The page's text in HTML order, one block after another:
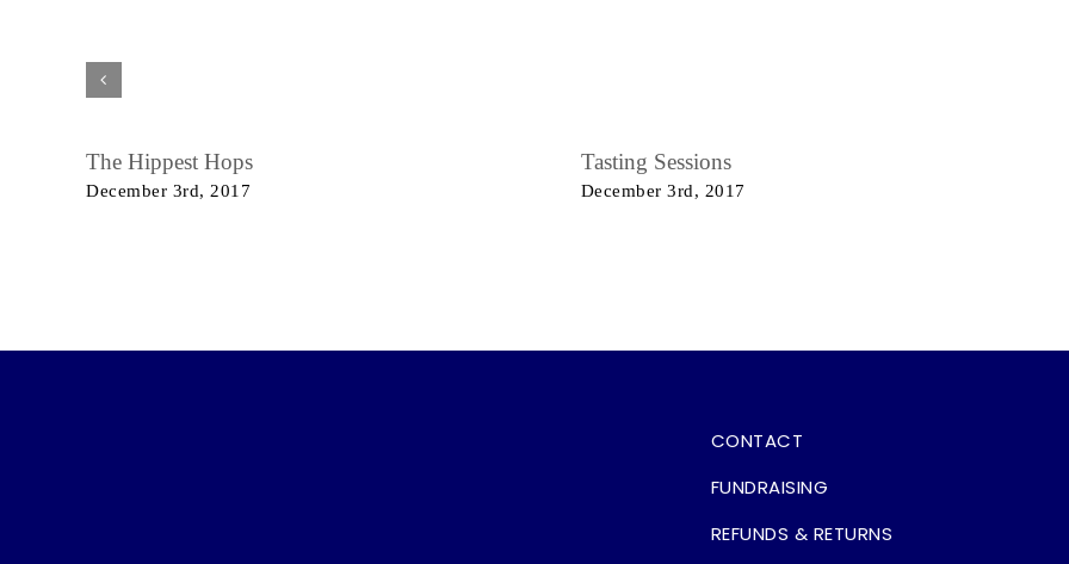
The Hippest Hops
December 3rd, 2017
Tasting Sessions
December 3rd, 2017
CONTACT
FUNDRAISING
REFUNDS & RETURNS